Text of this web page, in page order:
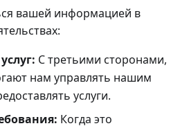
вашей информацией в
С третьими сторонами,
нам управлять нашим
услуги.
Когда это